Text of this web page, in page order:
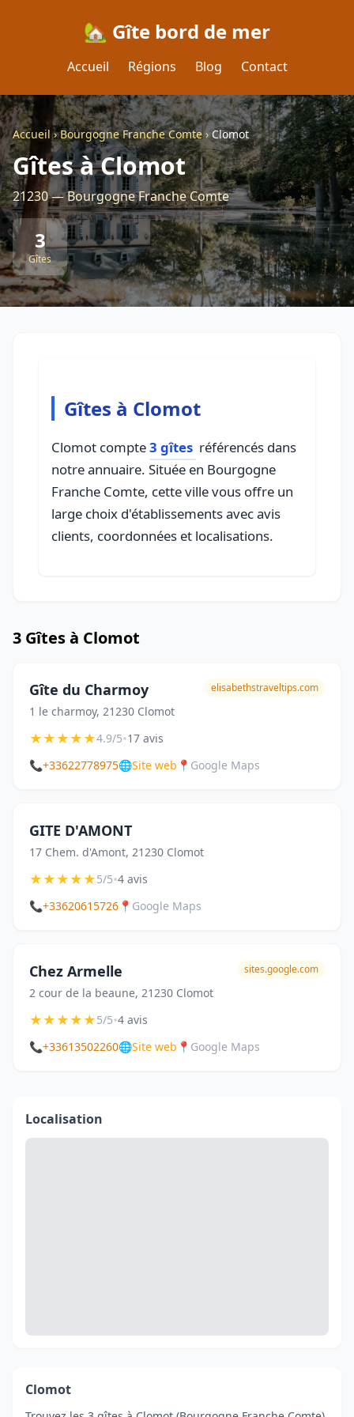
🏡 Gîte bord de mer
Accueil Régions Blog Contact
Accueil›Bourgogne Franche Comte›Clomot
Gîtes à Clomot
21230 — Bourgogne Franche Comte
3
Gîtes
Gîtes à Clomot
Clomot compte3 gîtes référencés dans
notre annuaire. Située en Bourgogne
Franche Comte, cette ville vous offre un
large choix d'établissements avec avis
clients, coordonnées et localisations.
3 Gîtes à Clomot
Gîte du Charmoy
1 le charmoy, 21230 Clomot
elisabethstraveltips.com
★★★★★4.9/5•17 avis
📞+33622778975🌐Site web 📍 Google Maps
GITE D'AMONT
17 Chem. d'Amont, 21230 Clomot
★★★★★5/5•4 avis
📞+33620615726 📍 Google Maps
Chez Armelle
2 cour de la beaune, 21230 Clomot
sites.google.com
★★★★★5/5•4 avis
📞+33613502260🌐Site web 📍 Google Maps
Localisation
Clomot